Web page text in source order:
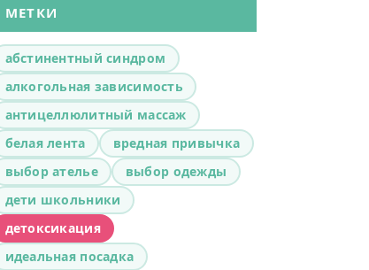
МЕТКИ
абстинентный синдром
алкогольная зависимость
антицеллюлитный массаж
белая лента
вредная привычка
выбор ателье
выбор одежды
дети школьники
детоксикация
идеальная посадка